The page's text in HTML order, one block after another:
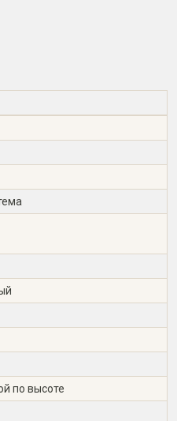
по высоте